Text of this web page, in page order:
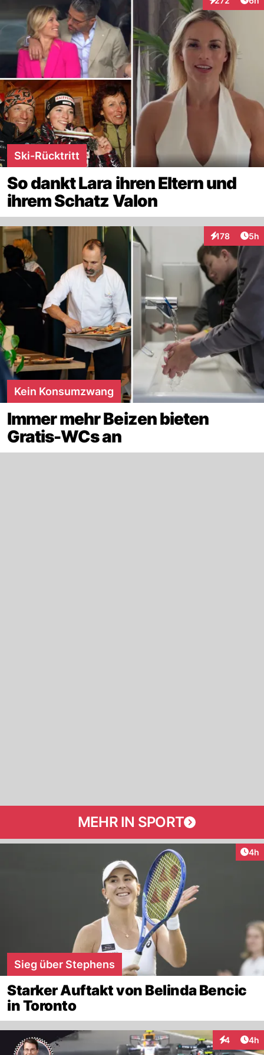
Interaktionen
Ski-Rücktritt
So dankt Lara ihren Eltern und
ihrem Schatz Valon
178
Interaktionen
5h
Kein Konsumzwang
Immer mehr Beizen bieten
Gratis-WCs an
MEHR IN SPORT
4h
Sieg über Stephens
Starker Auftakt von Belinda Bencic
in Toronto
4 4h